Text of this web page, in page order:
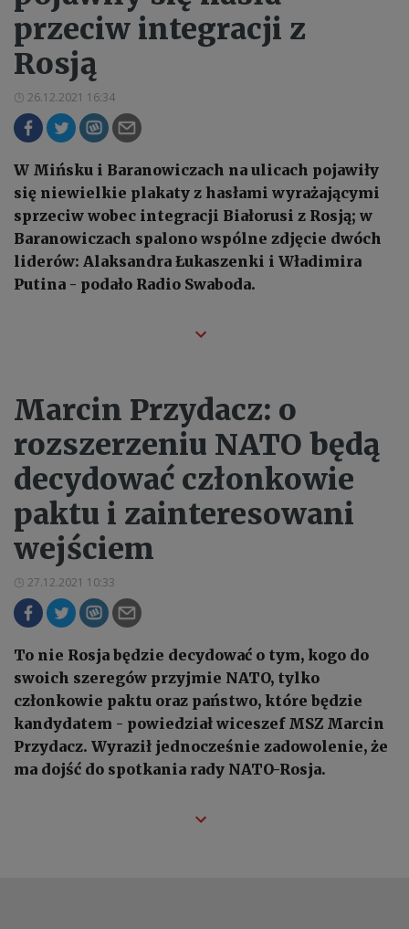
przeciw integracji z
Rosją
26.12.2021 16:34
W Mińsku i Baranowiczach na ulicach pojawiły
się niewielkie plakaty z hasłami wyrażającymi
sprzeciw wobec integracji Białorusi z Rosją; w
Baranowiczach spalono wspólne zdjęcie dwóch
liderów: Alaksandra Łukaszenki i Władimira
Putina - podało Radio Swaboda.
Marcin Przydacz: o
rozszerzeniu NATO będą
decydować członkowie
paktu i zainteresowani
wejściem
27.12.2021 10:33
To nie Rosja będzie decydować o tym, kogo do
swoich szeregów przyjmie NATO, tylko
członkowie paktu oraz państwo, które będzie
kandydatem - powiedział wiceszef MSZ Marcin
Przydacz. Wyraził jednocześnie zadowolenie, że
ma dojść do spotkania rady NATO-Rosja.